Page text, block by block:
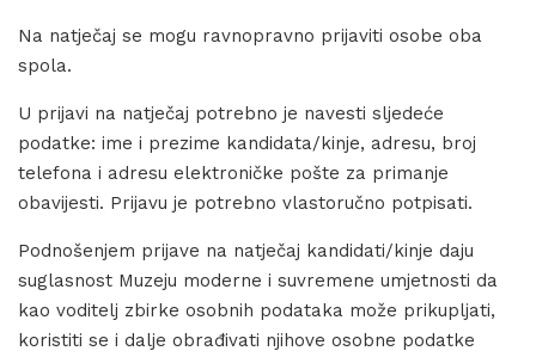
Na natječaj se mogu ravnopravno prijaviti osobe oba
spola.
U prijavi na natječaj potrebno je navesti sljedeće
podatke: ime i prezime kandidata/kinje, adresu, broj
telefona i adresu elektroničke pošte za primanje
obavijesti. Prijavu je potrebno vlastoručno potpisati.
Podnošenjem prijave na natječaj kandidati/kinje daju
suglasnost Muzeju moderne i suvremene umjetnosti da
kao voditelj zbirke osobnih podataka može prikupljati,
koristiti se i dalje obrađivati njihove osobne podatke